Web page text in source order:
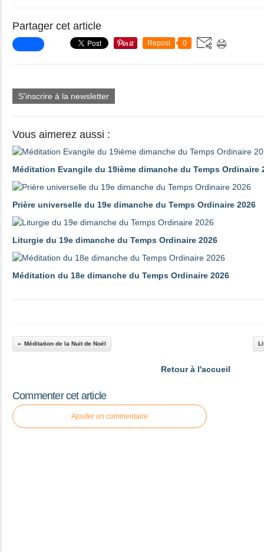
Partager cet article
Repost 0
S'inscrire à la newsletter
Vous aimerez aussi :
Méditation Evangile du 19ième dimanche du Temps Ordinaire
Prière universelle du 19e dimanche du Temps Ordinaire 2026
Liturgie du 19e dimanche du Temps Ordinaire 2026
Méditation du 18e dimanche du Temps Ordinaire 2026
Méditation de la Nuit de Noël
Retour à l'accueil
Commenter cet article
Ajouter un commentaire